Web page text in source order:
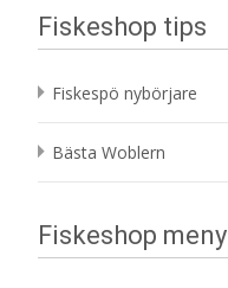
Fiskeshop tips
Fiskespö nybörjare
Bästa Woblern
Fiskeshop meny